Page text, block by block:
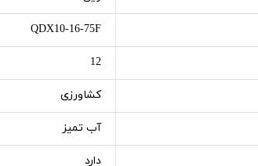
QDX10-16-75F
12
کشاورزی
آب تمیز
دارد